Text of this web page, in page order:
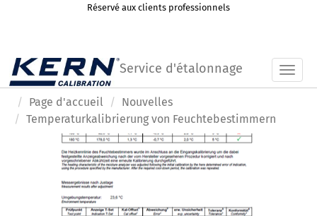
Réservé aux clients professionnels
Service d'étalonnage
Page d'accueil
Nouvelles
Temperaturkalibrierung von Feuchtebestimmern